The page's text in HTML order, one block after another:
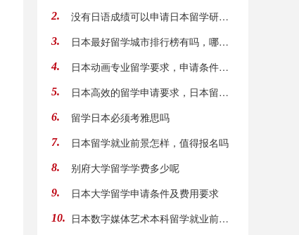
2. 没有日语成绩可以申请日本留学研究生吗？怎么
3. 日本最好留学城市排行榜有吗，哪些学校好
4. 日本动画专业留学要求，申请条件有哪些
5. 日本高效的留学申请要求，日本留学的途径
6. 留学日本必须考雅思吗
7. 日本留学就业前景怎样，值得报名吗
8. 别府大学留学学费多少呢
9. 日本大学留学申请条件及费用要求
10. 日本数字媒体艺术本科留学就业前景如何，有哪